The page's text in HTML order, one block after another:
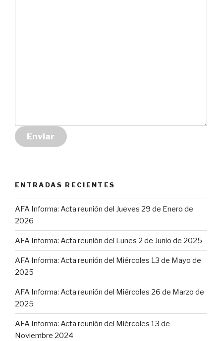
Enviar
ENTRADAS RECIENTES
AFA Informa: Acta reunión del Jueves 29 de Enero de
2026
AFA Informa: Acta reunión del Lunes 2 de Junio de 2025
AFA Informa: Acta reunión del Miércoles 13 de Mayo de
2025
AFA Informa: Acta reunión del Miércoles 26 de Marzo de
2025
AFA Informa: Acta reunión del Miércoles 13 de
Noviembre 2024